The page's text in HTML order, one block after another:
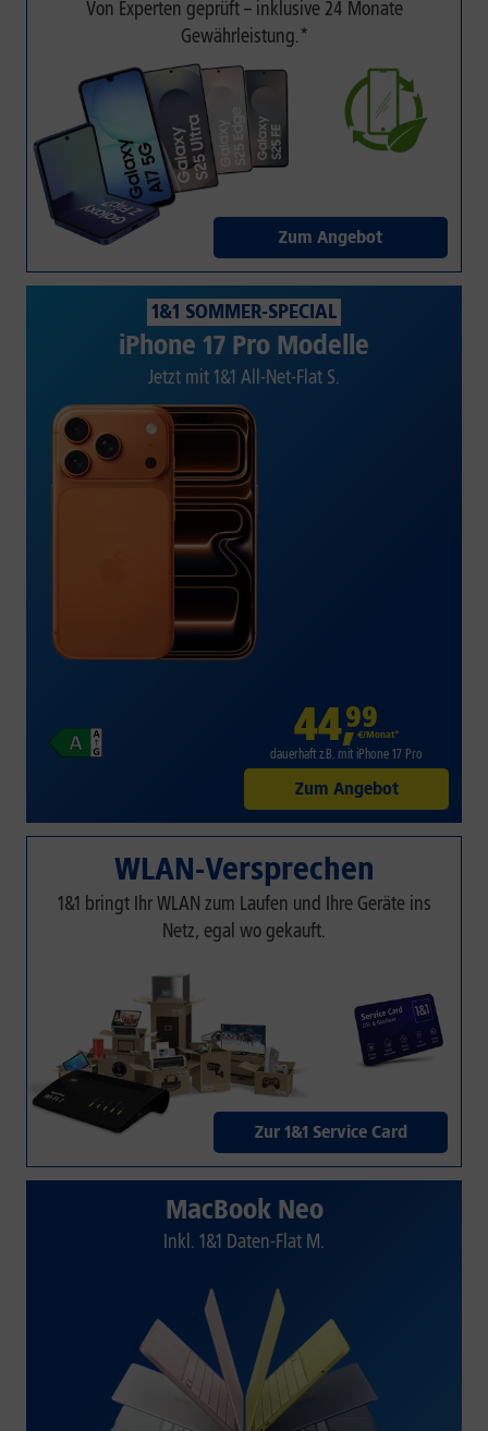
Von Experten geprüft – inklusive 24 Monate
Gewährleistung.*
Zum Angebot
1&1 SOMMER-SPECIAL
iPhone 17 Pro Modelle
Jetzt mit 1&1 All-Net-Flat S.
44,99
€/Monat*
dauerhaft z.B. mit iPhone 17 Pro
Zum Angebot
WLAN-Versprechen
1&1 bringt Ihr WLAN zum Laufen und Ihre Geräte ins
Netz, egal wo gekauft.
Zur 1&1 Service Card
MacBook Neo
Inkl. 1&1 Daten-Flat M.